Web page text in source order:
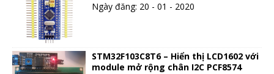
Ngày đăng: 20 - 01 - 2020
STM32F103C8T6 – Hiển thị LCD1602 với
module mở rộng chân I2C PCF8574